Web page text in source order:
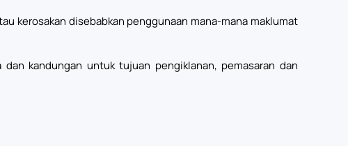
kerosakan disebabkan penggunaan mana-mana maklumat
kandungan untuk tujuan pengiklanan, pemasaran dan